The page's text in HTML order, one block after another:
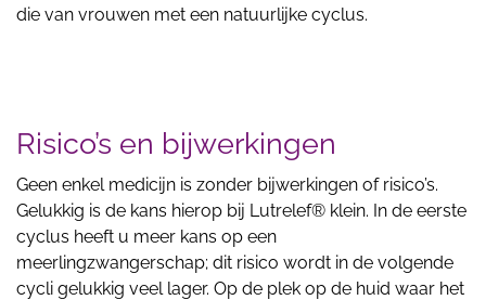
die van vrouwen met een natuurlijke cyclus.
Risico’s en bijwerkingen
Geen enkel medicijn is zonder bijwerkingen of risico’s.
Gelukkig is de kans hierop bij Lutrelef® klein. In de eerste
cyclus heeft u meer kans op een
meerlingzwangerschap; dit risico wordt in de volgende
cycli gelukkig veel lager. Op de plek op de huid waar het